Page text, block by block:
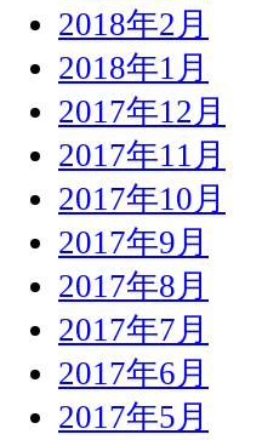
2018年2月
2018年1月
2017年12月
2017年11月
2017年10月
2017年9月
2017年8月
2017年7月
2017年6月
2017年5月